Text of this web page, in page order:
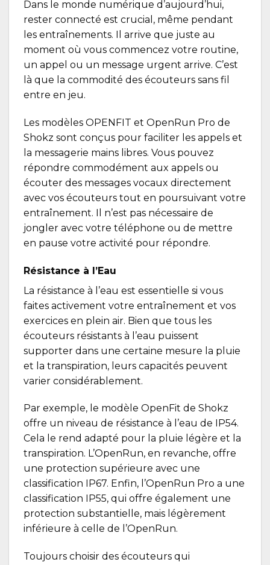
Dans le monde numérique d’aujourd’hui,
rester connecté est crucial, même pendant
les entraînements. Il arrive que juste au
moment où vous commencez votre routine,
un appel ou un message urgent arrive. C’est
là que la commodité des écouteurs sans fil
entre en jeu.
Les modèles OPENFIT et OpenRun Pro de
Shokz sont conçus pour faciliter les appels et
la messagerie mains libres. Vous pouvez
répondre commodément aux appels ou
écouter des messages vocaux directement
avec vos écouteurs tout en poursuivant votre
entraînement. Il n’est pas nécessaire de
jongler avec votre téléphone ou de mettre
en pause votre activité pour répondre.
Résistance à l’Eau
La résistance à l’eau est essentielle si vous
faites activement votre entraînement et vos
exercices en plein air. Bien que tous les
écouteurs résistants à l’eau puissent
supporter dans une certaine mesure la pluie
et la transpiration, leurs capacités peuvent
varier considérablement.
Par exemple, le modèle OpenFit de Shokz
offre un niveau de résistance à l’eau de IP54.
Cela le rend adapté pour la pluie légère et la
transpiration. L’OpenRun, en revanche, offre
une protection supérieure avec une
classification IP67. Enfin, l’OpenRun Pro a une
classification IP55, qui offre également une
protection substantielle, mais légèrement
inférieure à celle de l’OpenRun.
Toujours choisir des écouteurs qui